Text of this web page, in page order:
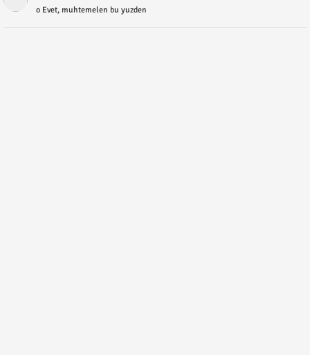
o Evet, muhtemelen bu yuzden